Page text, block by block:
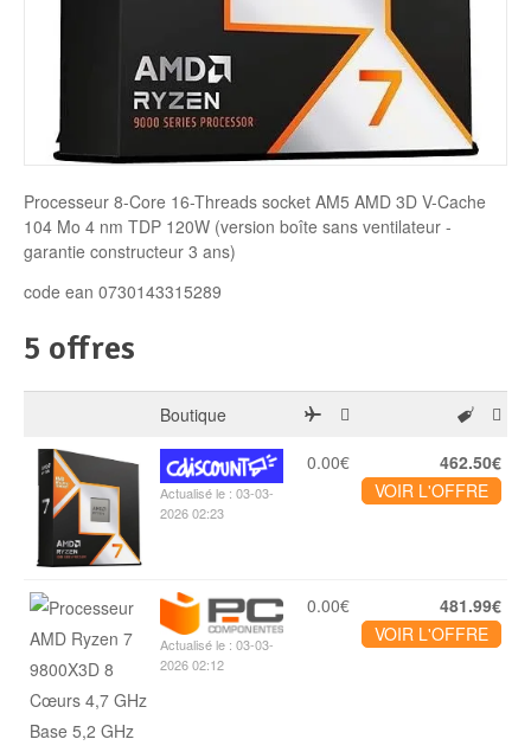
Disque SSD
Processeur 8-Core 16-Threads socket AM5 AMD 3D V-Cache
104 Mo 4 nm TDP 120W (version boîte sans ventilateur -
garantie constructeur 3 ans)
code ean 0730143315289
5 offres
Boutique
Actualisé le : 03-03-
2026 02:23
0.00€
462.50€
VOIR L'OFFRE
Actualisé le : 03-03-
2026 02:12
0.00€
481.99€
VOIR L'OFFRE